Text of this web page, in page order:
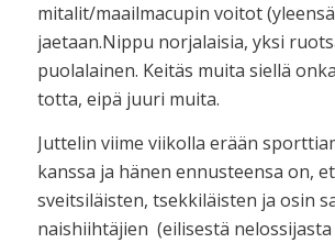
mitalit/maailmacupin voitot
jaetaan.Nippu norjalaisia, yksi
puolalainen. Keitäs muita siellä
totta, eipä juuri muita.
Juttelin viime viikolla erään
kanssa ja hänen ennusteensa on,
sveitsiläisten, tsekkiläisten ja osin
naishiihtäjien (eilisestä